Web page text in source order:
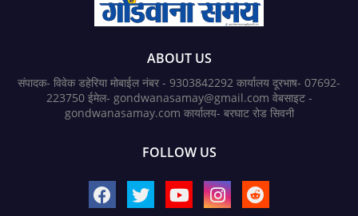
ABOUT US
संपादक- विवेक डहेरिया मोबाईल नंबर - 9303842292 कार्यालय दूरभाष- 07692-
223750 ईमेल- gondwanasamay@gmail.com वेबसाइट -
gondwanasamay.com कार्यालय- बरघाट रोड सिवनी
FOLLOW US